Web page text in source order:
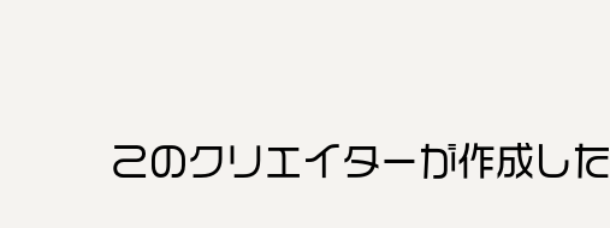
このクリエイターが作成した